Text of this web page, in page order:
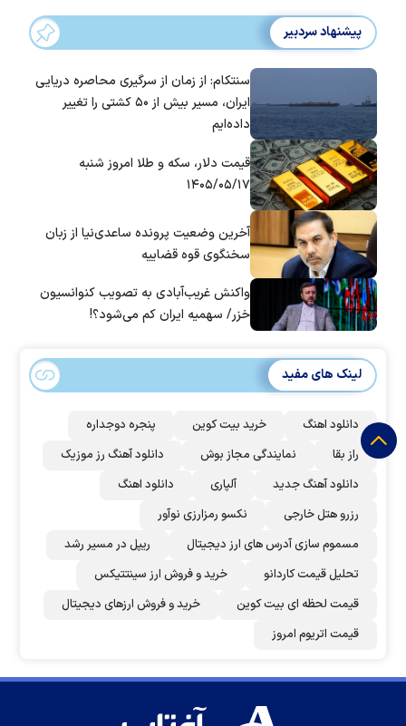
پیشنهاد سردبیر
سنتکام: از زمان از سرگیری محاصره دریایی
ایران، مسیر بیش از ۵۰ کشتی را تغییر
داده‌ایم
قیمت دلار، سکه و طلا امروز شنبه
۱۴۰۵/۰۵/۱۷
آخرین وضعیت پرونده ساعدی‌نیا از زبان
سخنگوی قوه قضاییه
واکنش غریب‌آبادی به تصویب کنوانسیون
خزر/ سهمیه ایران کم می‌شود؟!
لینک های مفید
دانلود اهنگ خرید بیت کوین
پنجره دوجداره
راز بقا
نمایندگی مجاز بوش
دانلود آهنگ رز‌ موزیک
دانلود آهنگ جدید
آلپاری
دانلود اهنگ
رزرو هتل خارجی
نکسو رمزارزی نوآور
مسموم سازی آدرس های ارز دیجیتال
ریپل در مسیر رشد
تحلیل قیمت کاردانو
خرید و فروش ارز سینتتیکس
قیمت لحظه ای بیت کوین
خرید و فروش ارزهای دیجیتال
قیمت اتریوم امروز